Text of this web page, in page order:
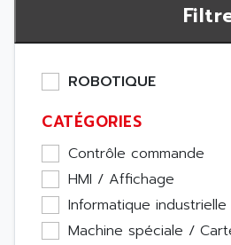
ROBOTIQUE
CATÉGORIES
Contrôle commande
HMI / Affichage
Informatique industrielle
Machine spéciale /